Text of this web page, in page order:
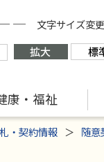
文字サイズ変更
康・福祉
・契約情報 随意